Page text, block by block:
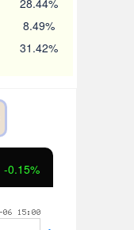
28.44%
8.49%
31.42%
0.30%